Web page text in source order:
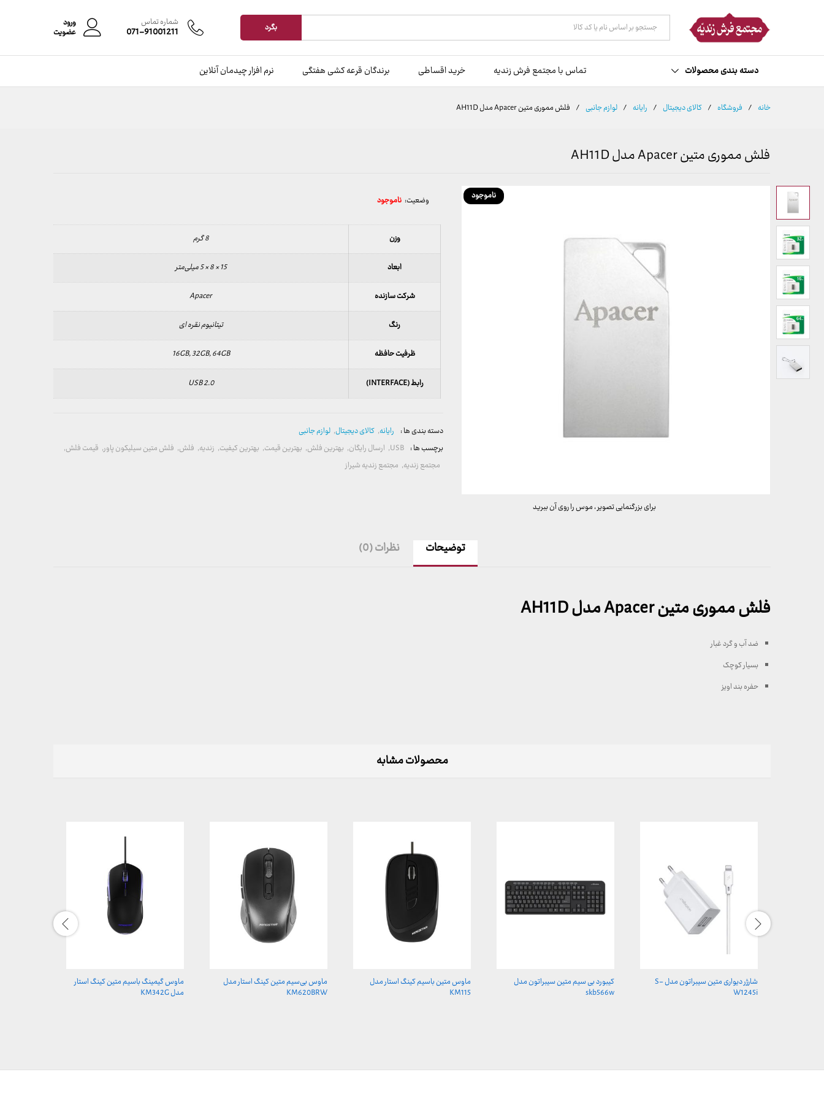
همه دسته ها بگرد شماره تماس
071-91001211
ورود
عضویت
دسته بندی محصولات تماس با مجتمع فرش زندیه خرید اقساطی برندگان قرعه کشی هفتگی نرم افزار چیدمان آنلاین
خانه / فروشگاه / کالای دیجیتال / رایانه / لوازم جانبی / فلش مموری متین Apacer مدل AH11D
فلش مموری متین Apacer مدل AH11D
ناموجود
برای بزرگنمایی تصویر ، موس را روی آن ببرید
وضعیت: ناموجود
وزن 8 گرم
ابعاد 15 × 8 × 5 میلی‌متر
شرکت سازنده Apacer
رنگ تیتانیوم نقره ای
ظرفیت حافظه 16GB, 32GB, 64GB
رابط (INTERFACE) USB 2.0
دسته بندی ها : رایانه, کالای دیجیتال, لوازم جانبی
برچسب ها : USB
, ارسال رایگان, بهترین فلش, بهترین قیمت, بهترین کیفیت, زندیه, فلش, فلش متین سیلیکون پاور, قیمت فلش,
مجتمع زندیه, مجتمع زندیه شیراز
توضیحات نظرات (0)
فلش مموری متین Apacer مدل AH11D
ضد آب و گرد غبار
بسیار کوچک
حفره بند اویز
محصولات مشابه
شارژر دیواری متین سیبراتون مدل S-
W1245i
کیبورد بی سیم متین سیبراتون مدل
skb566w
ماوس متین باسیم کینگ استار مدل
KM115
ماوس بی‌سیم متین کینگ استار مدل
KM620BRW
ماوس گیمینگ باسیم متین کینگ استار
مدل KM342G
توضیحات نظرات (0)